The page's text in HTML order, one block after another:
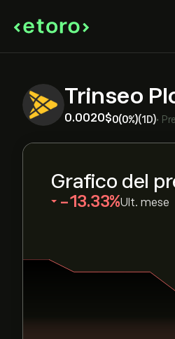
Trinseo
0.0020‎$‎0(0%)(1D)•
Grafico del
‎-13.33‎ Ult. mese